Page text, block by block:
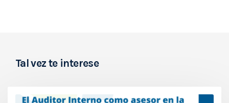
Tal vez te interese